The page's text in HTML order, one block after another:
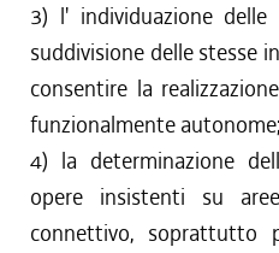
3) l' individuazione
suddivisione delle stesse
consentire la
funzionalmente autonome;
4) la determinazione
opere insistenti su
connettivo, soprattutto